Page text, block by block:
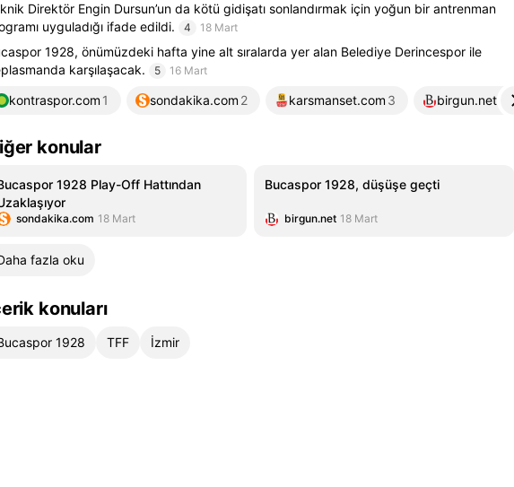
Direktör Engin Dursun’un da kötü gidişatı sonlandırmak için yoğun bir antrenman
uyguladığı ifade edildi.
4 18 Mart
1928, önümüzdeki hafta yine alt sıralarda yer alan Belediye Derincespor ile
karşılaşacak.
5 16 Mart
kontraspor.com 1 sondakika.com 2 karsmanset.com 3 birgun.net
konular
1928 Play-Off Hattından
sondakika.com 18 Mart
Bucaspor 1928, düşüşe geçti
birgun.net 18 Mart
fazla oku
konuları
1928 TFF İzmir